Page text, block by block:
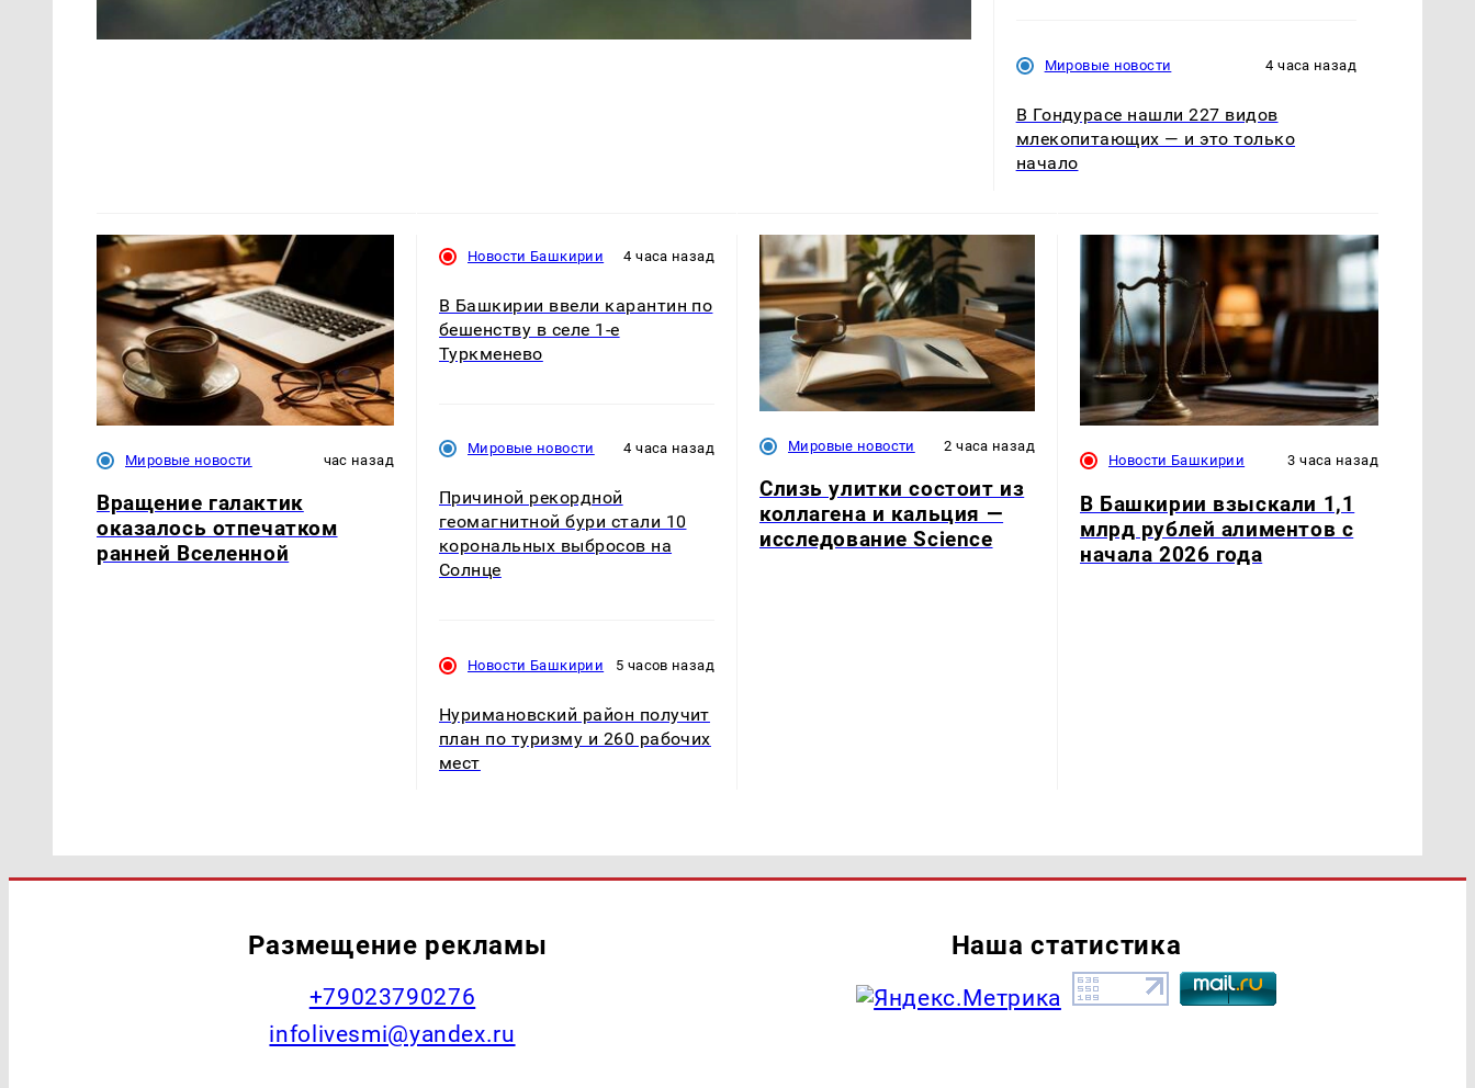
Мировые новости 4 часа назад
В Гондурасе нашли 227 видов
млекопитающих — и это только
начало
Мировые новости час назад
Вращение галактик
оказалось отпечатком
ранней Вселенной
Новости Башкирии 4 часа назад
В Башкирии ввели карантин по
бешенству в селе 1-е
Туркменево
Мировые новости 4 часа назад
Причиной рекордной
геомагнитной бури стали 10
корональных выбросов на
Солнце
Новости Башкирии 5 часов назад
Нуримановский район получит
план по туризму и 260 рабочих
мест
Мировые новости 2 часа назад
Слизь улитки состоит из
коллагена и кальция —
исследование Science
Новости Башкирии 3 часа назад
В Башкирии взыскали 1,1
млрд рублей алиментов с
начала 2026 года
Размещение рекламы
+79023790276
infolivesmi@yandex.ru
Наша статистика